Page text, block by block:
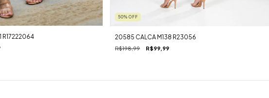
R17222064
50%OFF
20585 CALCA M138 R23056
R$198,99 R$99,99